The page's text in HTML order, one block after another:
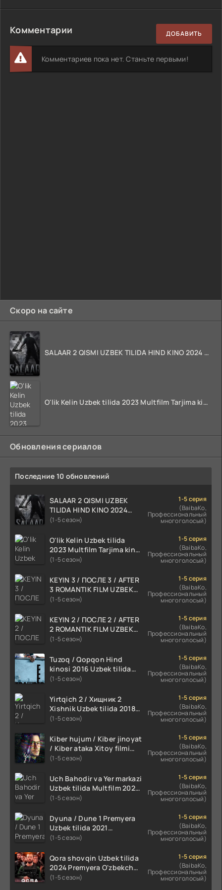
Скоро на сайте
SALAAR 2 QISMI UZBEK TILIDA HIND KINO 2024 TARJIMA 720p HD Skachat
O'lik Kelin Uzbek tilida 2023 Multfilm Tarjima kino skachat
Обновления сериалов
Последние 10 обновлений
SALAAR 2 QISMI UZBEK
TILIDA HIND KINO 2024
TARJIMA 720p HD Skachat
(1-5 сезон)
1-5 серия
(BaibaKo,
Профессиональный
многоголосый)
O'lik Kelin Uzbek tilida
2023 Multfilm Tarjima kino
skachat
(1-5 сезон)
1-5 серия
(BaibaKo,
Профессиональный
многоголосый)
KEYIN 3 / ПОСЛЕ 3 / AFTER
3 ROMANTIK FILM UZBEK
TILIDA 2021 TARJIMA FILM
(1-5 сезон)
1-5 серия
(BaibaKo,
Профессиональный
многоголосый)
KEYIN 2 / ПОСЛЕ 2 / AFTER
2 ROMANTIK FILM UZBEK
TILIDA 2020 TARJIMA FILM
(1-5 сезон)
1-5 серия
(BaibaKo,
Профессиональный
многоголосый)
Tuzoq / Qopqon Hind
kinosi 2016 Uzbek tilida
tarjima film HD
(1-5 сезон)
1-5 серия
(BaibaKo,
Профессиональный
многоголосый)
Yirtqich 2 / Хищник 2
Xishnik Uzbek tilida 2018-
2024 O'zbekcha tarjima
(1-5 сезон)
1-5 серия
(BaibaKo,
Профессиональный
многоголосый)
Kiber hujum / Kiber jinoyat
/ Kiber ataka Xitoy filmi
Uzbek tilida O'zbekcha
HD skachat
(1-5 сезон)
1-5 серия
(BaibaKo,
Профессиональный
многоголосый)
Uch Bahodir va Yer markazi
Uzbek tilida Multfilm 2025
tarjima HD skachat
(1-5 сезон)
1-5 серия
(BaibaKo,
Профессиональный
многоголосый)
Dyuna / Dune 1 Premyera
Uzbek tilida 2021
O'zbekcha tarjima kino HD
(1-5 сезон)
1-5 серия
(BaibaKo,
Профессиональный
многоголосый)
Qora shovqin Uzbek tilida
2024 Premyera O'zbekcha
tarjima kino HD skachat
(1-5 сезон)
1-5 серия
(BaibaKo,
Профессиональный
многоголосый)
Комментарии ДОБАВИТЬ
Комментариев пока нет. Станьте первыми!